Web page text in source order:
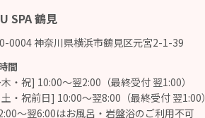
SPA 鶴見
0004 神奈川県横浜市鶴見区元宮2-1-39
間
・祝] 10:00～翌2:00（最終受付 翌1:00）
・祝前日] 10:00～翌8:00（最終受付 翌1:00）
～翌6:00はお風呂・岩盤浴のご利用不可